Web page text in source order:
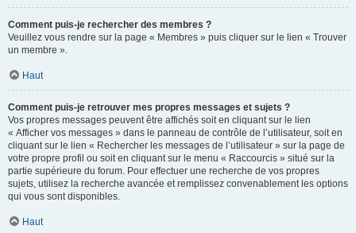
Comment puis-je rechercher des membres ?
Veuillez vous rendre sur la page « Membres » puis cliquer sur le lien « Trouver
un membre ».
Haut
Comment puis-je retrouver mes propres messages et sujets ?
Vos propres messages peuvent être affichés soit en cliquant sur le lien
« Afficher vos messages » dans le panneau de contrôle de l’utilisateur, soit en
cliquant sur le lien « Rechercher les messages de l’utilisateur » sur la page de
votre propre profil ou soit en cliquant sur le menu « Raccourcis » situé sur la
partie supérieure du forum. Pour effectuer une recherche de vos propres
sujets, utilisez la recherche avancée et remplissez convenablement les options
qui vous sont disponibles.
Haut